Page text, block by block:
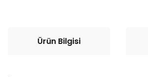
Ürün Bilgisi